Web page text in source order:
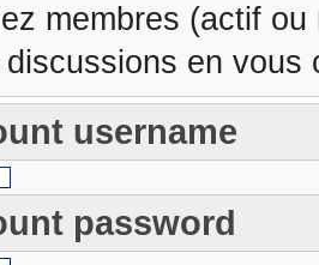
membres (actif
en
username
password